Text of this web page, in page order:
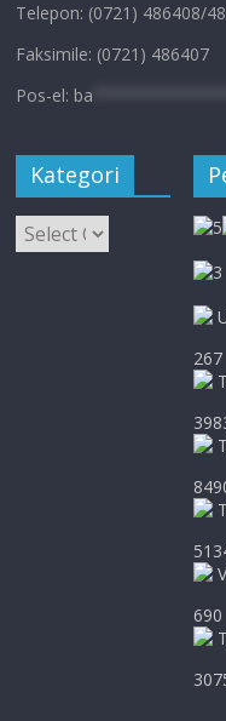
Telepon: (0721) 486408/
Faksimile: (0721) 486407
Pos-el: ba
Kategori
Kategori
267
690